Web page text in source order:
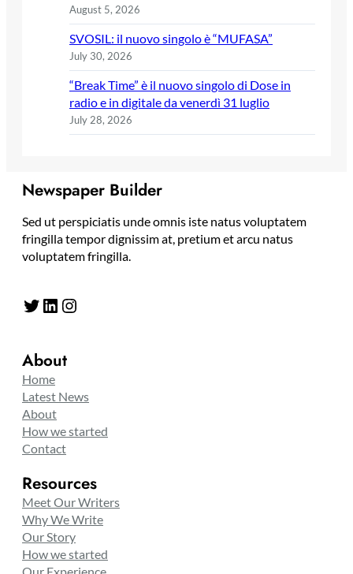
August 5, 2026
SVOSIL: il nuovo singolo è “MUFASA”
July 30, 2026
“Break Time” è il nuovo singolo di Dose in
radio e in digitale da venerdì 31 luglio
July 28, 2026
Newspaper Builder
Sed ut perspiciatis unde omnis iste natus voluptatem
fringilla tempor dignissim at, pretium et arcu natus
voluptatem fringilla.
Twitter LinkedIn Instagram
About
Home
Latest News
About
How we started
Contact
Resources
Meet Our Writers
Why We Write
Our Story
How we started